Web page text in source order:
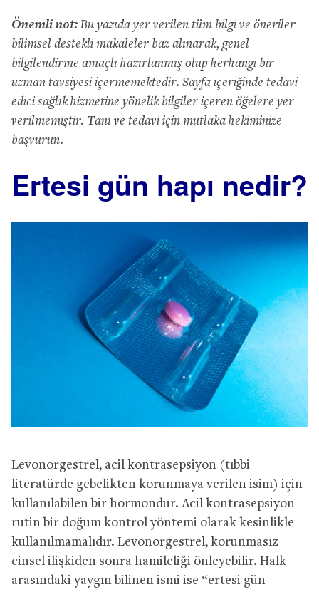
Önemli not: Bu yazıda yer verilen tüm bilgi ve öneriler
bilimsel destekli makaleler baz alınarak, genel
bilgilendirme amaçlı hazırlanmış olup herhangi bir
uzman tavsiyesi içermemektedir. Sayfa içeriğinde tedavi
edici sağlık hizmetine yönelik bilgiler içeren öğelere yer
verilmemiştir. Tanı ve tedavi için mutlaka hekiminize
başvurun.
Ertesi gün hapı nedir?
Levonorgestrel, acil kontrasepsiyon (tıbbi
literatürde gebelikten korunmaya verilen isim) için
kullanılabilen bir hormondur. Acil kontrasepsiyon
rutin bir doğum kontrol yöntemi olarak kesinlikle
kullanılmamalıdır. Levonorgestrel, korunmasız
cinsel ilişkiden sonra hamileliği önleyebilir. Halk
arasındaki yaygın bilinen ismi ise “ertesi gün